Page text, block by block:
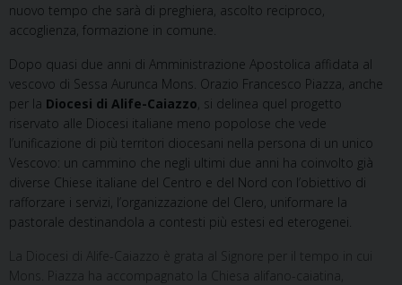
nuovo tempo che sarà di preghiera, ascolto reciproco,
accoglienza, formazione in comune.
Dopo quasi due anni di Amministrazione Apostolica affidata al
vescovo di Sessa Aurunca Mons. Orazio Francesco Piazza, anche
per la Diocesi di Alife-Caiazzo , si delinea quel progetto
riservato alle Diocesi italiane meno popolose che vede
l’unificazione di più territori diocesani nella persona di un unico
Vescovo: un cammino che negli ultimi due anni ha coinvolto già
diverse Chiese italiane del Centro e del Nord con l’obiettivo di
rafforzare i servizi, l’organizzazione del Clero, uniformare la
pastorale destinandola a contesti più estesi ed eterogenei.
La Diocesi di Alife-Caiazzo è grata al Signore per il tempo in cui
Mons. Piazza ha accompagnato la Chiesa alifano-caiatina,